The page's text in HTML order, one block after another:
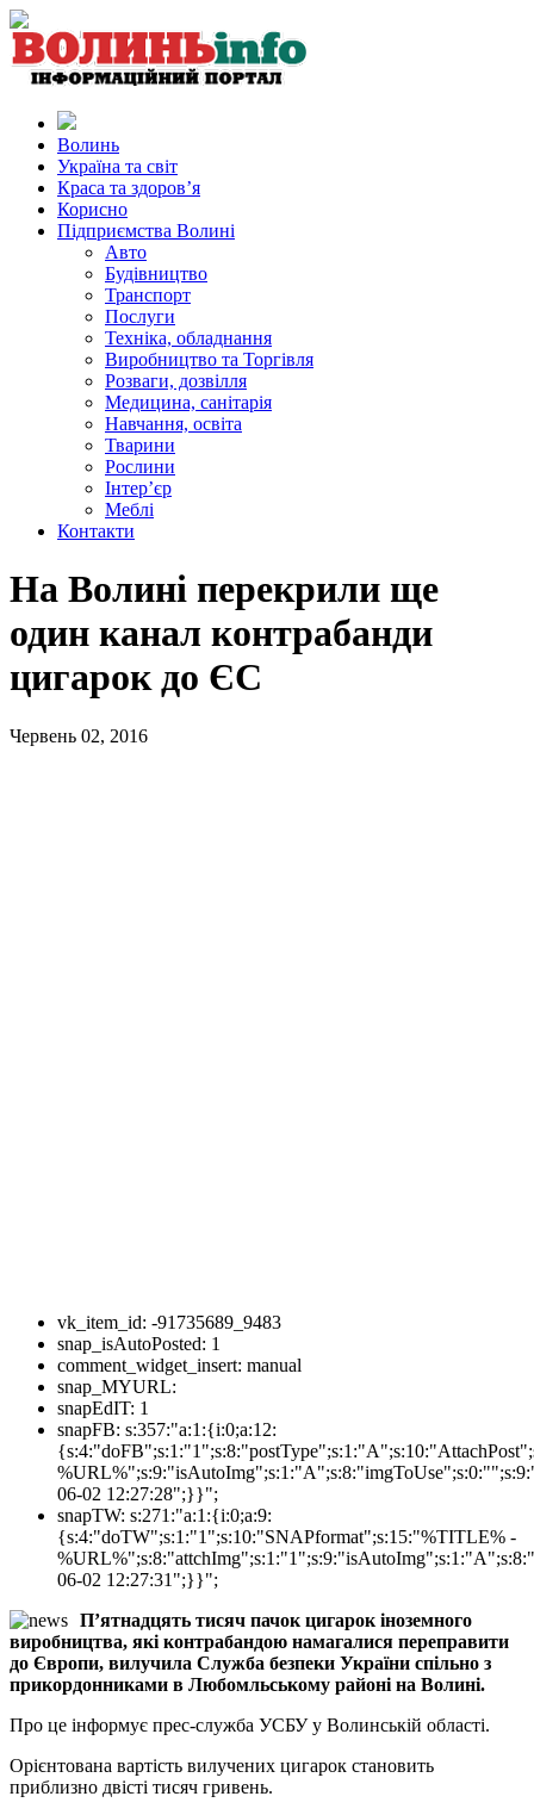
Волинь
Україна та світ
Краса та здоров’я
Корисно
Підприємства Волині
Авто
Будівництво
Транспорт
Послуги
Техніка, обладнання
Виробництво та Торгівля
Розваги, дозвілля
Медицина, санітарія
Навчання, освіта
Тварини
Рослини
Інтер’єр
Меблі
Контакти
На Волині перекрили ще
один канал контрабанди
цигарок до ЄС
Червень 02, 2016
vk_item_id: -91735689_9483
snap_isAutoPosted: 1
comment_widget_insert: manual
snap_MYURL:
snapEdIT: 1
snapFB: s:357:"a:1:{i:0;a:12:
06-02 12:27:28";}}";
snapTW: s:271:"a:1:{i:0;a:9:
{s:4:"doTW";s:1:"1";s:10:"SNAPformat";s:15:"%TITLE% -
06-02 12:27:31";}}";
П’ятнадцять тисяч пачок цигарок іноземного
виробництва, які контрабандою намагалися переправити
до Європи, вилучила Служба безпеки України спільно з
прикордонниками в Любомльському районі на Волині.
Про це інформує прес-служба УСБУ у Волинській області.
Орієнтована вартість вилучених цигарок становить
приблизно двісті тисяч гривень.